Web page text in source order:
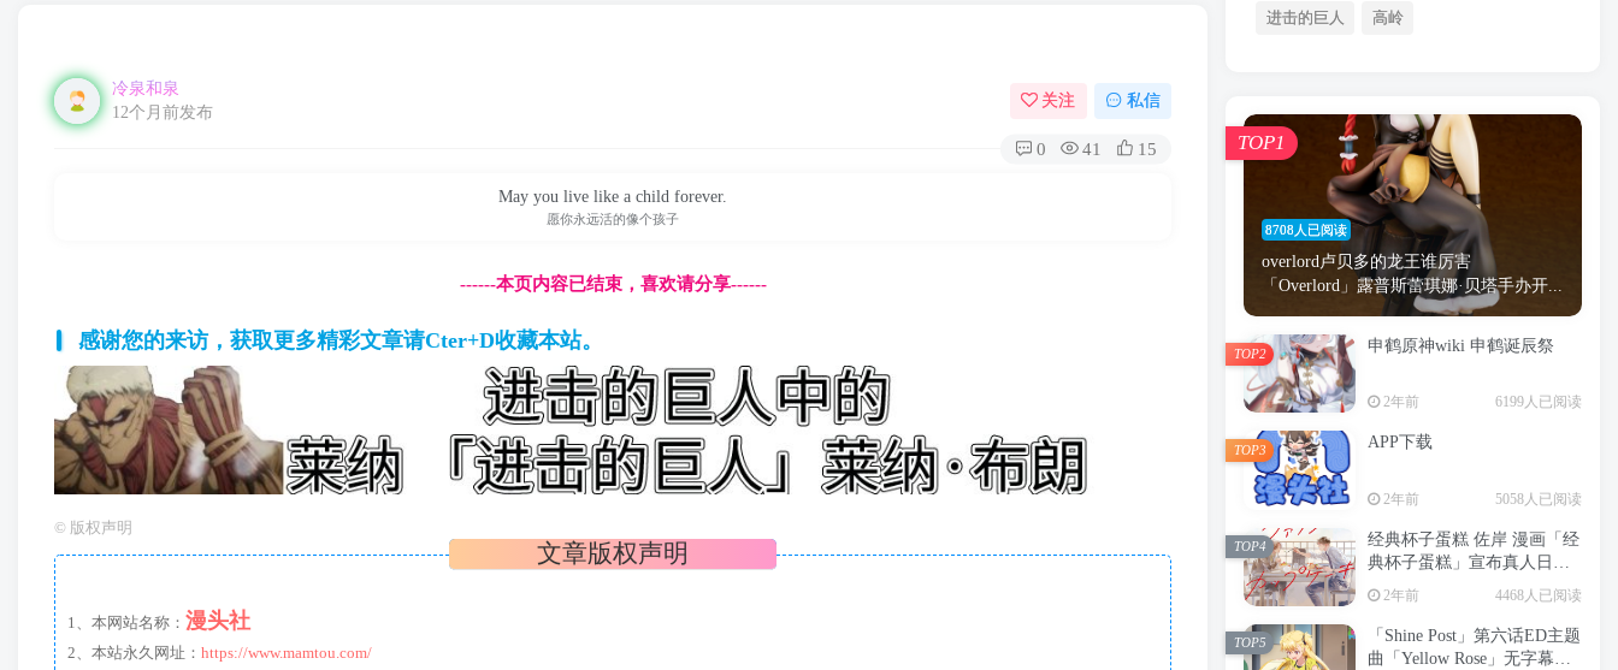
冷泉和泉
12个月前发布
关注 私信
0 41 15
May you live like a child forever.
愿你永远活的像个孩子
------本页内容已结束，喜欢请分享------
感谢您的来访，获取更多精彩文章请Cter+D收藏本站。
© 版权声明
文章版权声明
1、本网站名称： 漫头社
2、本站永久网址： https://www.mamtou.com/
进击的巨人 高岭
8708人已阅读
overlord卢贝多的龙王谁厉害
「Overlord」露普斯蕾琪娜·贝塔手办开...
TOP1
申鹤原神wiki 申鹤诞辰祭
2年前 6199人已阅读
TOP2
APP下载
2年前 5058人已阅读
TOP3
经典杯子蛋糕 佐岸 漫画「经
典杯子蛋糕」宣布真人日剧
化
2年前 4468人已阅读
TOP4
「Shine Post」第六话ED主题
曲「Yellow Rose」无字幕MV
TOP5
时间 秘密 手机 海贼王
鬼灭 捆绑 萝莉
间谍过家家 忍者 高木
进击的巨人 高岭
8708人已阅读
overlord卢贝多的龙王谁厉害
「Overlord」露普斯蕾琪娜·贝塔手办开...
TOP1
申鹤原神wiki 申鹤诞辰祭
2年前 6199人已阅读
TOP2